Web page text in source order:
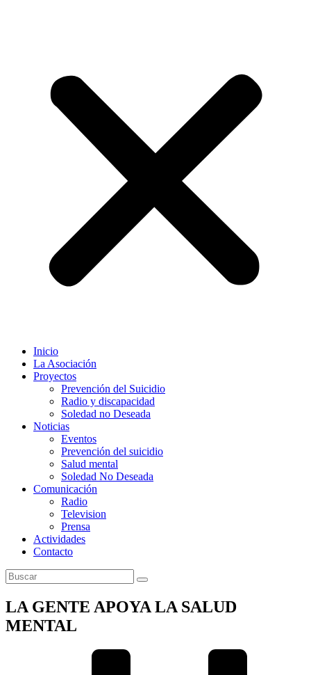
Inicio
La Asociación
Proyectos
Prevención del Suicidio
Radio y discapacidad
Soledad no Deseada
Noticias
Eventos
Prevención del suicidio
Salud mental
Soledad No Deseada
Comunicación
Radio
Television
Prensa
Actividades
Contacto
LA GENTE APOYA LA SALUD
MENTAL